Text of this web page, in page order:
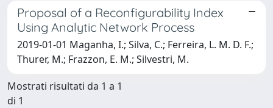
Proposal of a Reconfigurability Index
Using Analytic Network Process
2019-01-01 Maganha, I.; Silva, C.; Ferreira, L. M. D. F.;
Thurer, M.; Frazzon, E. M.; Silvestri, M.
Mostrati risultati da 1 a 1
di 1